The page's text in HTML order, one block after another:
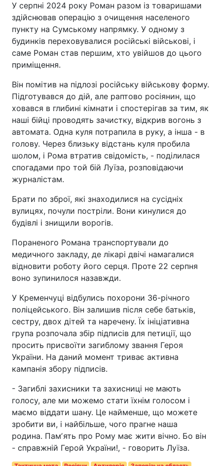
У серпні 2024 року Роман разом із товаришами
здійснював операцію з очищення населеного
пункту на Сумському напрямку. У одному з
будинків переховувалися російські військові, і
саме Роман став першим, хто увійшов до цього
приміщення.
Він помітив на підлозі російську військову форму.
Підготувався до дій, але раптово росіянин, що
ховався в глибині кімнати і спостерігав за тим, як
наші бійці проводять зачистку, відкрив вогонь з
автомата. Одна куля потрапила в руку, а інша - в
голову. Через близьку відстань куля пробила
шолом, і Рома втратив свідомість, - поділилася
спогадами про той бій Луїза, розповідаючи
журналістам.
Брати по зброї, які знаходилися на сусідніх
вулицях, почули постріли. Вони кинулися до
будівлі і знищили ворогів.
Пораненого Романа транспортували до
медичного закладу, де лікарі двічі намагалися
відновити роботу його серця. Проте 22 серпня
воно зупинилося назавжди.
У Кременчуці відбулись похорони 36-річного
поліцейського. Він залишив після себе батьків,
сестру, двох дітей та наречену. Їх ініціативна
група розпочала збір підписів для петиції, що
просить присвоїти загиблому звання Героя
України. На даний момент триває активна
кампанія збору підписів.
- Загиблі захисники та захисниці не мають
голосу, але ми можемо стати їхнім голосом і
маємо віддати шану. Це найменше, що можете
зробити ви, і найбільше, чого прагне наша
родина. Памʼять про Рому має жити вічно. Бо він
- справжній Герой України!, - говорить Луїза.